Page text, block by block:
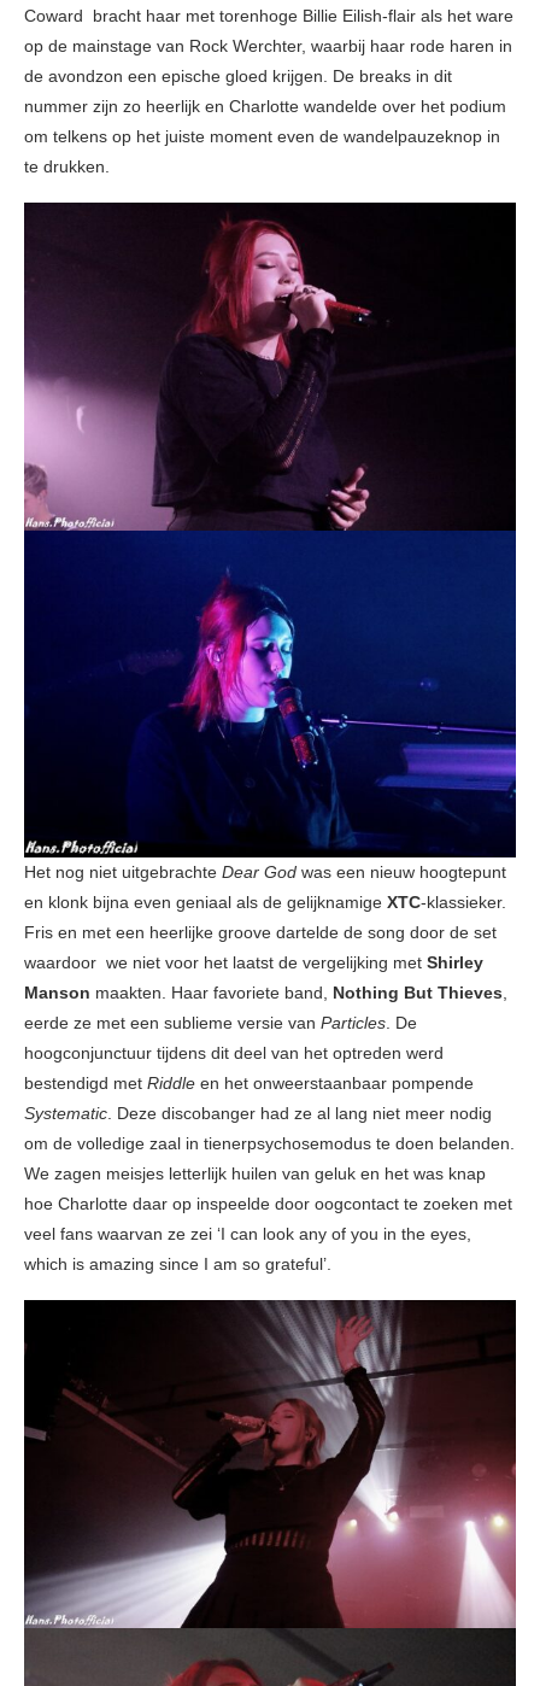
Coward bracht haar met torenhoge Billie Eilish-flair als het ware
op de mainstage van Rock Werchter, waarbij haar rode haren in
de avondzon een epische gloed krijgen. De breaks in dit
nummer zijn zo heerlijk en Charlotte wandelde over het podium
om telkens op het juiste moment even de wandelpauzeknop in
te drukken.
Het nog niet uitgebrachte Dear God was een nieuw hoogtepunt
en klonk bijna even geniaal als de gelijknamige XTC-klassieker.
Fris en met een heerlijke groove dartelde de song door de set
waardoor we niet voor het laatst de vergelijking met Shirley
Manson maakten. Haar favoriete band, Nothing But Thieves
eerde ze met een sublieme versie van Particles . De
hoogconjunctuur tijdens dit deel van het optreden werd
bestendigd met Riddle en het onweerstaanbaar pompende
Systematic . Deze discobanger had ze al lang niet meer nodig
om de volledige zaal in tienerpsychosemodus te doen belanden.
We zagen meisjes letterlijk huilen van geluk en het was knap
hoe Charlotte daar op inspeelde door oogcontact te zoeken met
veel fans waarvan ze zei ‘I can look any of you in the eyes,
which is amazing since I am so grateful’.